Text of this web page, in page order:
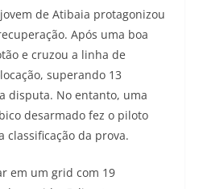
de Atibaia protagonizou
Após uma boa
e cruzou a linha de
superando 13
disputa. No entanto, uma
desarmado fez o piloto
classificação da prova.
em um grid com 19